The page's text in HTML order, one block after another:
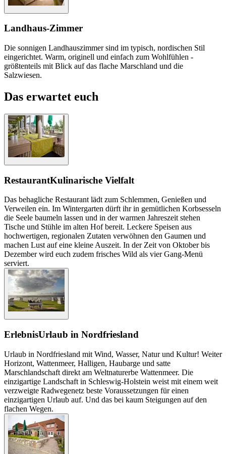
Landhaus-Zimmer
Die sonnigen Landhauszimmer sind im typisch, nordischen Stil
eingerichtet. Warm, originell und einfach zum Wohlfühlen -
größtenteils mit Blick auf das flache Marschland und die
Salzwiesen.
Das erwartet euch
RestaurantKulinarische Vielfalt
Das behagliche Restaurant lädt zum Schlemmen, Genießen und
Verweilen ein. Im Wintergarten dürft ihr in gemütlichen Korbsesseln
die Seele baumeln lassen und in der warmen Jahreszeit stehen
Tische und Stühle im alten Hof bereit. Leckere Speisen aus
hochwertigen, regionalen Zutaten verwöhnen den Gaumen und
machen Lust auf eine kleine Auszeit. In der Zeit von Oktober bis
Dezember wird euch zudem frisches Wild als vier Gang-Menü
serviert.
ErlebnisUrlaub in Nordfriesland
Urlaub in Nordfriesland mit Wind, Wasser, Natur und Kultur! Weiter
Horizont, Wattenmeer, Halligen, Haubarge und satte
Marschlandschaft direkt am Weltnaturerbe Wattenmeer. Die
einzigartige Landschaft in Schleswig-Holstein weist mit einem weit
verzweigte Radwegenetz beste Voraussetzungen für einen
einzigartigen Urlaub auf. Und das bei kaum Steigungen auf den
flachen Wegen.